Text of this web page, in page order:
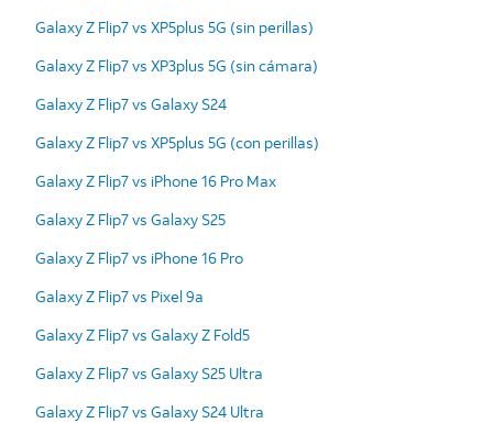
Galaxy Z Flip7 vs XP5plus 5G (sin perillas)
Galaxy Z Flip7 vs XP3plus 5G (sin cámara)
Galaxy Z Flip7 vs Galaxy S24
Galaxy Z Flip7 vs XP5plus 5G (con perillas)
Galaxy Z Flip7 vs iPhone 16 Pro Max
Galaxy Z Flip7 vs Galaxy S25
Galaxy Z Flip7 vs iPhone 16 Pro
Galaxy Z Flip7 vs Pixel 9a
Galaxy Z Flip7 vs Galaxy Z Fold5
Galaxy Z Flip7 vs Galaxy S25 Ultra
Galaxy Z Flip7 vs Galaxy S24 Ultra